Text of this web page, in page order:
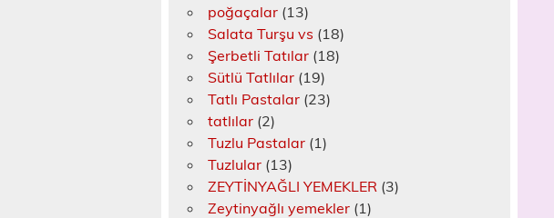
poğaçalar (13)
Salata Turşu vs (18)
Şerbetli Tatılar (18)
Sütlü Tatlılar (19)
Tatlı Pastalar (23)
tatlılar (2)
Tuzlu Pastalar (1)
Tuzlular (13)
ZEYTİNYAĞLI YEMEKLER (3)
Zeytinyağlı yemekler (1)